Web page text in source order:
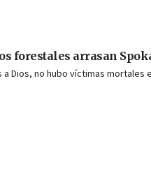
forestales arrasan
Dios, no hubo víctimas mortales